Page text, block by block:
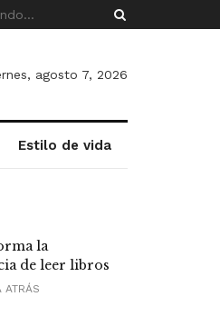
agosto 7, 2026
Estilo de vida
la
de leer libros
ATRÁS